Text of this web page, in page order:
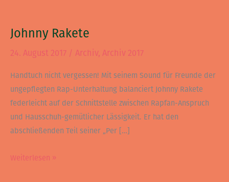
Johnny Rakete
24. August 2017 / Archiv, Archiv 2017
Handtuch nicht vergessen! Mit seinem Sound für Freunde der
ungepflegten Rap-Unterhaltung balanciert Johnny Rakete
federleicht auf der Schnittstelle zwischen Rapfan-Anspruch
und Hausschuh-gemütlicher Lässigkeit. Er hat den
abschließenden Teil seiner „Per […]
Weiterlesen »